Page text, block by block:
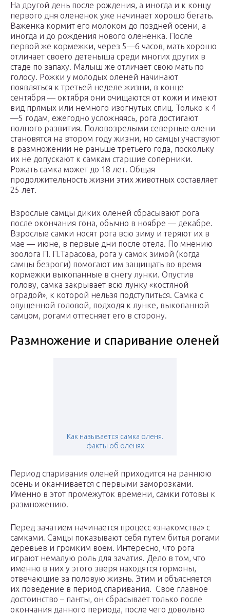
На другой день после рождения, а иногда и к концу
первого дня олененок уже начинает хорошо бегать.
Важенка кормит его молоком до поздней осени, а
иногда и до рождения нового олененка. После
первой же кормежки, через 5—6 часов, мать хорошо
отличает своего детеныша среди многих других в
стаде по запаху. Малыш же отличает свою мать по
голосу. Рожки у молодых оленей начинают
появляться к третьей неделе жизни, в конце
сентября — октября они очищаются от кожи и имеют
вид прямых или немного изогнутых спиц. Только к 4
—5 годам, ежегодно усложняясь, рога достигают
полного развития. Половозрелыми северные олени
становятся на втором году жизни, но самцы участвуют
в размножении не раньше третьего года, поскольку
их не допускают к самкам старшие соперники.
Рожать самка может до 18 лет. Общая
продолжительность жизни этих животных составляет
25 лет.
Взрослые самцы диких оленей сбрасывают рога
после окончания гона, обычно в ноябре — декабре.
Взрослые самки носят рога всю зиму и теряют их в
мае — июне, в первые дни после отела. По мнению
зоолога П. П.Тарасова, рога у самок зимой (когда
самцы безроги) помогают им защищать во время
кормежки выкопанные в снегу лунки. Опустив
голову, самка закрывает всю лунку «костяной
оградой», к которой нельзя подступиться. Самка с
опущенной головой, подходя к лунке, выкопанной
самцом, рогами оттесняет его в сторону.
Размножение и спаривание оленей
Как называется самка оленя.
факты об оленях
Период спаривания оленей приходится на раннюю
осень и оканчивается с первыми заморозками.
Именно в этот промежуток времени, самки готовы к
размножению.
Перед зачатием начинается процесс «знакомства» с
самками. Самцы показывают себя путем битья рогами
деревьев и громким воем. Интересно, что рога
играют немалую роль для зачатия. Дело в том, что
именно в них у этого зверя находятся гормоны,
отвечающие за половую жизнь. Этим и объясняется
их поведение в период спаривания. Свое главное
достоинство – панты, он сбрасывает только после
окончания данного периода, после чего довольно